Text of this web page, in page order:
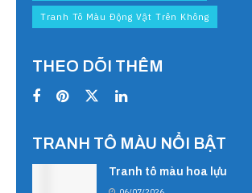
Tranh Tô Màu Động Vật Trên Không
THEO DÕI THÊM
TRANH TÔ MÀU NỔI BẬT
Tranh tô màu hoa lựu